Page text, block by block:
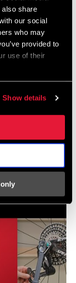
share
our social
who may
provided to
use of their
Show details